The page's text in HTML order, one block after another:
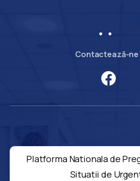
Contactează-ne
Platforma Nationala de
Situatii de